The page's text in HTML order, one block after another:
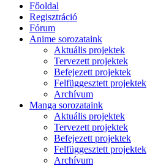
Főoldal
Regisztráció
Fórum
Anime sorozataink
Aktuális projektek
Tervezett projektek
Befejezett projektek
Felfüggesztett projektek
Archívum
Manga sorozataink
Aktuális projektek
Tervezett projektek
Befejezett projektek
Felfüggesztett projektek
Archívum